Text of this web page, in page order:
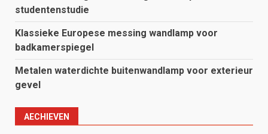
studentenstudie
Klassieke Europese messing wandlamp voor
badkamerspiegel
Metalen waterdichte buitenwandlamp voor exterieur
gevel
AECHIEVEN